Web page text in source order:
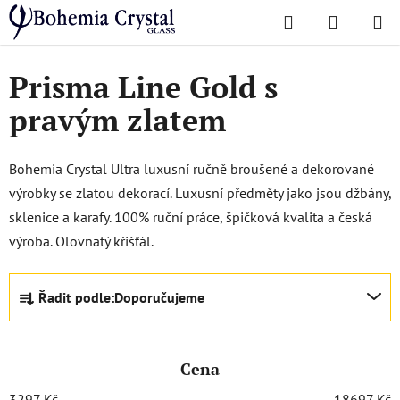
Přejít
na
obsah
Hledat
KOŠÍK
Domů
/ Oblíbené kolekce Prisma line gold
Prisma Line Gold s
pravým zlatem
Bohemia Crystal Ultra luxusní ručně broušené a dekorované
výrobky se zlatou dekorací. Luxusní předměty jako jsou džbány,
sklenice a karafy. 100% ruční práce, špičková kvalita a česká
výroba. Olovnatý křišťál.
Ř
z
Řadit podle:Doporučujeme
Cena